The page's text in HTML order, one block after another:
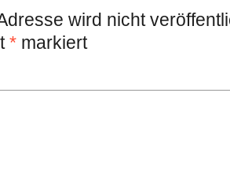
wird nicht
* markiert